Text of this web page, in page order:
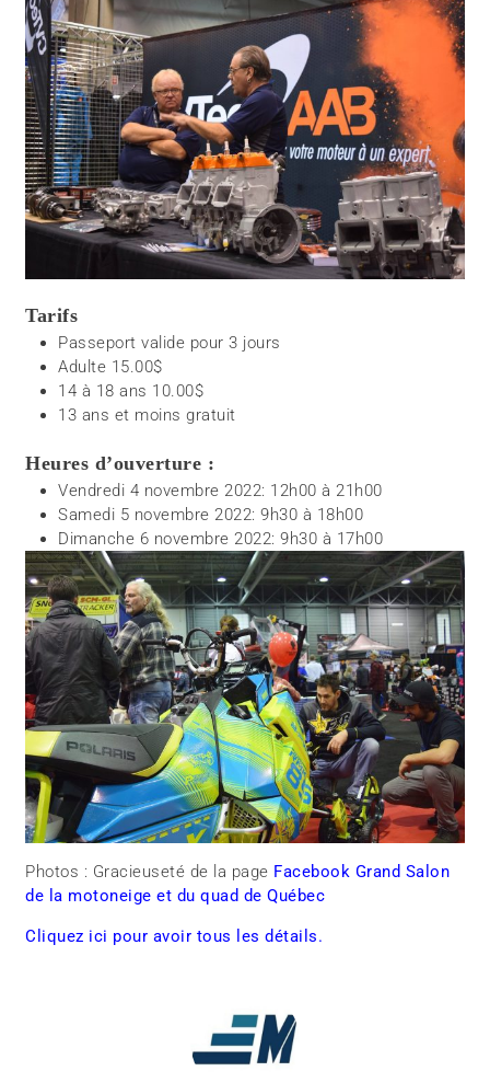
Tarifs
Passeport valide pour 3 jours
Adulte 15.00$
14 à 18 ans 10.00$
13 ans et moins gratuit
Heures d’ouverture :
Vendredi 4 novembre 2022: 12h00 à 21h00
Samedi 5 novembre 2022: 9h30 à 18h00
Dimanche 6 novembre 2022: 9h30 à 17h00
Photos : Gracieuseté de la page Facebook Grand Salon
de la motoneige et du quad de Québec
Cliquez ici pour avoir tous les détails.